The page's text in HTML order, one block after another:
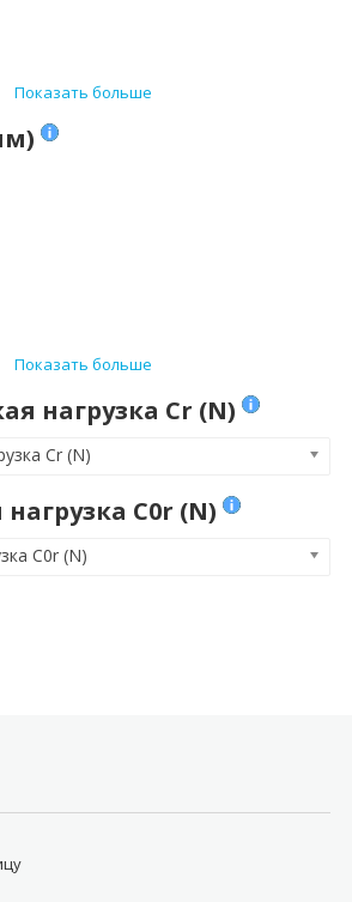
Показать больше
Показать больше
нагрузка Cr (N)
Cr (N)
C0r (N)
C0r (N)